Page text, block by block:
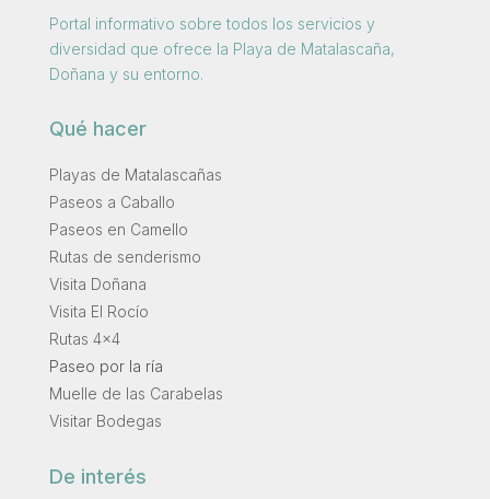
Portal informativo sobre todos los servicios y
diversidad que ofrece la Playa de Matalascaña,
Doñana y su entorno.
Qué hacer
Playas de Matalascañas
Paseos a Caballo
Paseos en Camello
Rutas de senderismo
Visita Doñana
Visita El Rocío
Rutas 4×4
Paseo por la ría
Muelle de las Carabelas
Visitar Bodegas
De interés